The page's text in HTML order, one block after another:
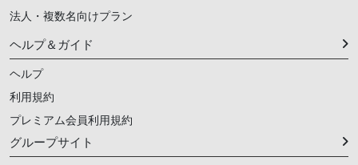
法人・複数名向けプラン
ヘルプ＆ガイド
ヘルプ
利用規約
プレミアム会員利用規約
グループサイト